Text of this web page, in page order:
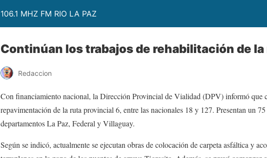
106.1 MHZ FM RIO LA PAZ
Continúan los trabajos de rehabilitación de
Redaccion
Con financiamiento nacional, la Dirección Provincial de Vialidad (DPV) informó que
repavimentación de la ruta provincial 6, entre las nacionales 18 y 127. Presentan un
departamentos La Paz, Federal y Villaguay.
Según se indicó, actualmente se ejecutan obras de colocación de carpeta asfáltica y